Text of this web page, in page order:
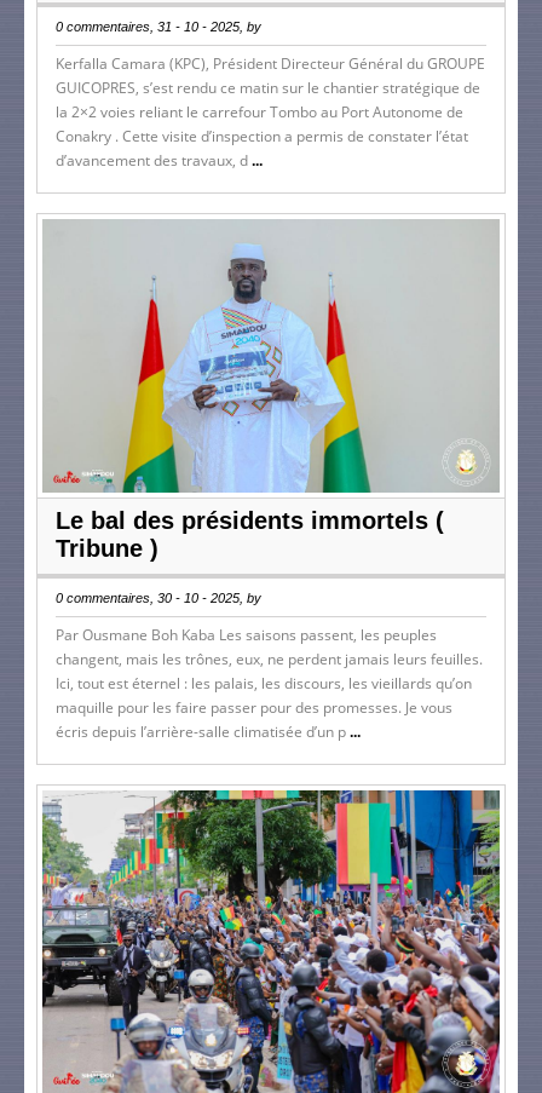
0 commentaires, 31 - 10 - 2025, by
Kerfalla Camara (KPC), Président Directeur Général du GROUPE
GUICOPRES, s’est rendu ce matin sur le chantier stratégique de
la 2×2 voies reliant le carrefour Tombo au Port Autonome de
Conakry . Cette visite d’inspection a permis de constater l’état
d’avancement des travaux, d...
Le bal des présidents immortels (
Tribune )
0 commentaires, 30 - 10 - 2025, by
Par Ousmane Boh Kaba Les saisons passent, les peuples
changent, mais les trônes, eux, ne perdent jamais leurs feuilles.
Ici, tout est éternel : les palais, les discours, les vieillards qu’on
maquille pour les faire passer pour des promesses. Je vous
écris depuis l’arrière-salle climatisée d’un p...